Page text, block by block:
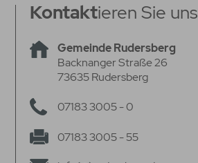
Kontaktieren Sie uns
Gemeinde Rudersberg
Backnanger Straße 26
73635 Rudersberg
07183 3005 - 0
07183 3005 - 55